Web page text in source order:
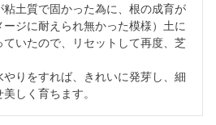
土質で固かった為に、根の成育が
ジに耐えられ無かった模様）土に
いたので、リセットして再度、芝
りをすれば、きれいに発芽し、細
しく育ちます。